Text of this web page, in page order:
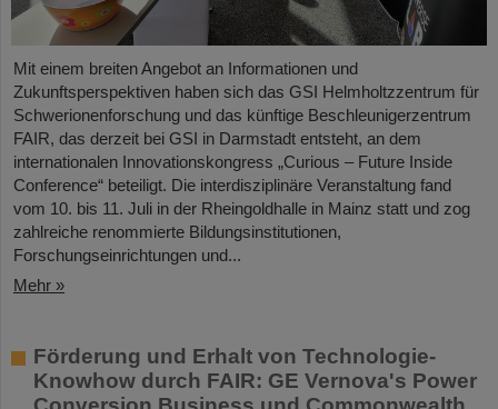
Mit einem breiten Angebot an Informationen und
Zukunftsperspektiven haben sich das GSI Helmholtzzentrum für
Schwerionenforschung und das künftige Beschleunigerzentrum
FAIR, das derzeit bei GSI in Darmstadt entsteht, an dem
internationalen Innovationskongress „Curious – Future Inside
Conference“ beteiligt. Die interdisziplinäre Veranstaltung fand
vom 10. bis 11. Juli in der Rheingoldhalle in Mainz statt und zog
zahlreiche renommierte Bildungsinstitutionen,
Forschungseinrichtungen und...
Mehr »
Förderung und Erhalt von Technologie-
Knowhow durch FAIR: GE Vernova's Power